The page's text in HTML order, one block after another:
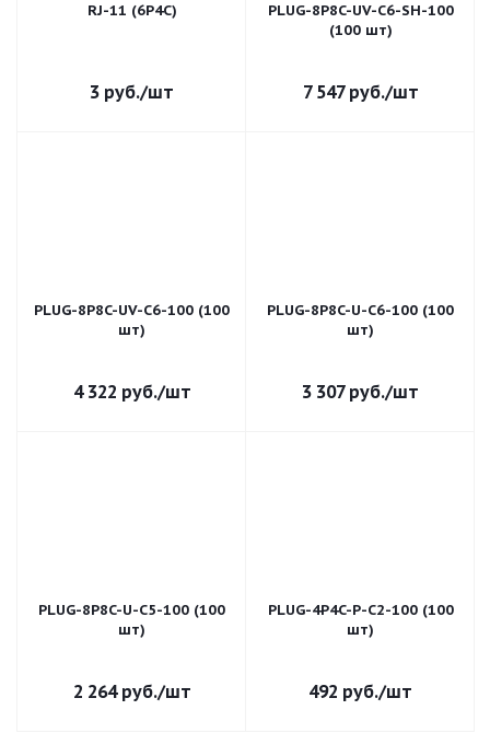
RJ-11 (6P4C)
3 руб./шт
PLUG-8P8C-UV-C6-SH-100
(100 шт)
7 547руб./шт
PLUG-8P8C-UV-C6-100 (100
шт)
4 322 руб./шт
PLUG-8P8C-U-C6-100 (100
шт)
3 307руб./шт
PLUG-8P8C-U-C5-100 (100
шт)
2 264руб./шт
PLUG-4P4C-P-C2-100 (100
шт)
492 руб./шт